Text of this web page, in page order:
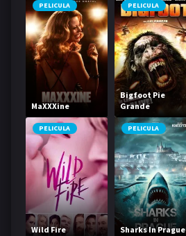
PELICULA
MaXXXine
PELICULA
Bigfoot Pie
Grande
PELICULA
Wild Fire
PELICULA
Sharks In Prague